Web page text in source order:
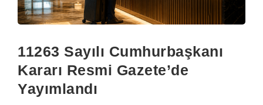
11263 Sayılı Cumhurbaşkanı
Kararı Resmi Gazete’de
Yayımlandı